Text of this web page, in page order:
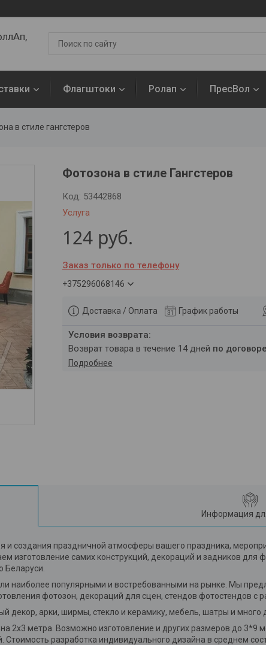
Флагштоки Ролап ПресВол
в стиле гангстеров
Фотозона в стиле Гангстеров
Услуга
Код: 53442868
124 руб.
Заказ только по телефону
+375296068146
Доставка / Оплата График работы
возврат товара в течение 14 дней по
Подробнее
Информация
и создания праздничной атмосферы вашего праздника,
самих конструкций, декораций и задников для
наиболее популярными и востребованными на рынке. Мы
фотозон, декораций для сцен, стендов фотостендов с
декор, арки, ширмы, стекло и керамику, мебель, шатры и много
2х3 метра. Возможно изготовление и других размеров до 3*9
разработка индивидуального дизайна в среднем